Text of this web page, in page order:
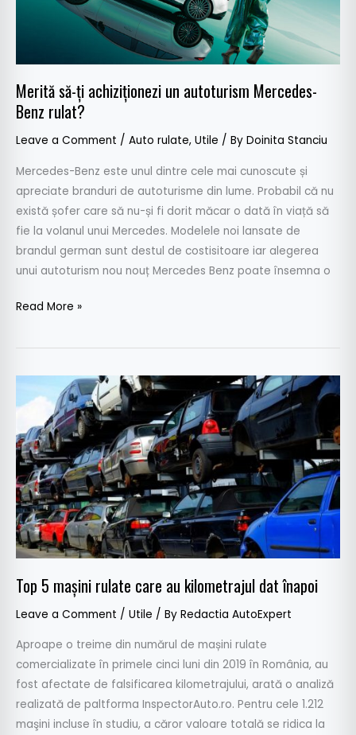
Merită să-ți achiziționezi un autoturism Mercedes-
Benz rulat?
Leave a Comment / Auto rulate, Utile / By Doinita Stanciu
Mercedes-Benz este unul dintre cele mai cunoscute și
apreciate branduri de autoturisme din lume. Probabil că nu
există șofer care să nu-și fi dorit măcar o dată în viață să
fie la volanul unui Mercedes. Modelele noi lansate de
brandul german sunt destul de costisitoare iar alegerea
unui autoturism nou nouț Mercedes Benz poate însemna o
autoturism
Read More »
Top 5 mașini rulate care au kilometrajul dat înapoi
Leave a Comment / Utile / By Redactia AutoExpert
Aproape o treime din numărul de mașini rulate
comercializate în primele cinci luni din 2019 în România, au
fost afectate de falsificarea kilometrajului, arată o analiză
realizată de paltforma InspectorAuto.ro. Pentru cele 1.212
maşini incluse în studiu, a căror valoare totală se ridica la
Top
5
mașini
rulate
care
au
kilometrajul
dat
înapoi